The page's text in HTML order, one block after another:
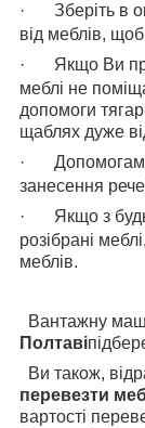
·
Зберіть в
від меблів,
·
Якщо Ви
меблі не
допомоги
щаблях дуже
·
Допомогам
занесення
·
Якщо з
розібрані
меблів.
Вантажну
Полтаві
Ви також,
перевезти
вартості